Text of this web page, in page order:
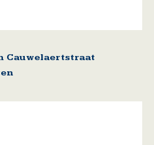
Cauwelaertstraat